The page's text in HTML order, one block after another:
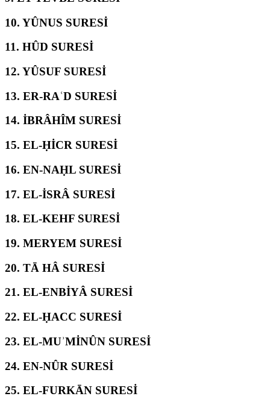
10. YÛNUS SURESİ
11. HÛD SURESİ
12. YÛSUF SURESİ
13. ER-RAʿD SURESİ
14. İBRÂHÎM SURESİ
15. EL-ḤİCR SURESİ
16. EN-NAḤL SURESİ
17. EL-İSRÂ SURESİ
18. EL-KEHF SURESİ
19. MERYEM SURESİ
20. TĀ HÂ SURESİ
21. EL-ENBİYÂ SURESİ
22. EL-ḤACC SURESİ
23. EL-MUʾMİNÛN SURESİ
24. EN-NÛR SURESİ
25. EL-FURKĀN SURESİ